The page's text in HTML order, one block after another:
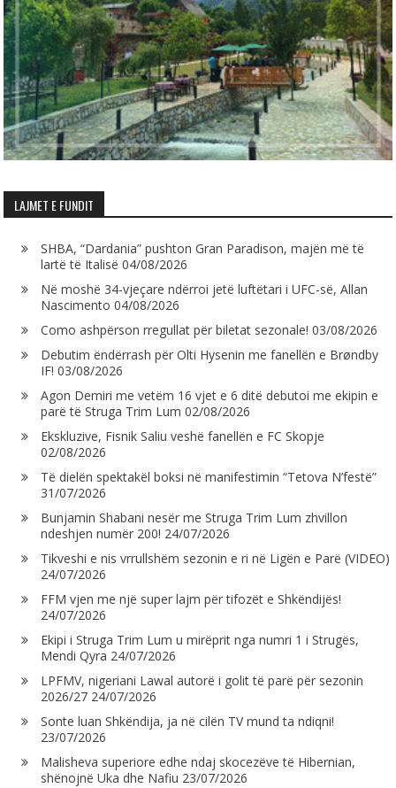
LAJMET E FUNDIT
SHBA, “Dardania” pushton Gran Paradison, majën më të
lartë të Italisë 04/08/2026
Në moshë 34-vjeçare ndërroi jetë luftëtari i UFC-së, Allan
Nascimento 04/08/2026
Como ashpërson rregullat për biletat sezonale! 03/08/2026
Debutim ëndërrash për Olti Hysenin me fanellën e Brøndby
IF! 03/08/2026
Agon Demiri me vetëm 16 vjet e 6 ditë debutoi me ekipin e
parë të Struga Trim Lum 02/08/2026
Ekskluzive, Fisnik Saliu veshë fanellën e FC Skopje
02/08/2026
Të dielën spektakël boksi në manifestimin “Tetova N’festë”
31/07/2026
Bunjamin Shabani nesër me Struga Trim Lum zhvillon
ndeshjen numër 200! 24/07/2026
Tikveshi e nis vrrullshëm sezonin e ri në Ligën e Parë (VIDEO)
24/07/2026
FFM vjen me një super lajm për tifozët e Shkëndijës!
24/07/2026
Ekipi i Struga Trim Lum u mirëprit nga numri 1 i Strugës,
Mendi Qyra 24/07/2026
LPFMV, nigeriani Lawal autorë i golit të parë për sezonin
2026/27 24/07/2026
Sonte luan Shkëndija, ja në cilën TV mund ta ndiqni!
23/07/2026
Malisheva superiore edhe ndaj skocezëve të Hibernian,
shënojnë Uka dhe Nafiu 23/07/2026